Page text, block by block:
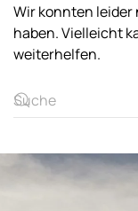
Wir konnten
haben. Vielleicht
weiterhelfen.